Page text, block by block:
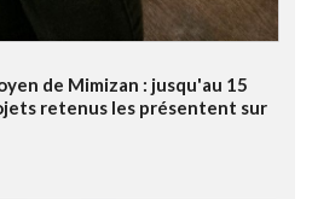
de Mimizan : jusqu'au 15
retenus les présentent sur